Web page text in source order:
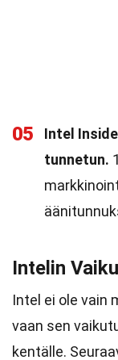
05
Intel
tunnetun.
Intelin
Intel ei ole vain
vaan sen
kentälle.